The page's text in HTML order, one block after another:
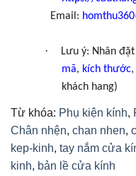
Email:
· Lưu ý: Nhân
mã, kích thước,
khách hang)
Từ khóa: Phụ kiện kính,
Chân nhện, chan nhen,
kep-kinh, tay nắm cửa
kinh, bản lề cửa kính